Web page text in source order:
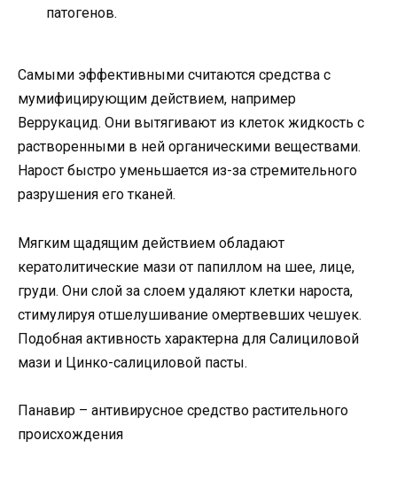
патогенов.
Самыми эффективными считаются средства с
мумифицирующим действием, например
Веррукацид. Они вытягивают из клеток жидкость с
растворенными в ней органическими веществами.
Нарост быстро уменьшается из-за стремительного
разрушения его тканей.
Мягким щадящим действием обладают
кератолитические мази от папиллом на шее, лице,
груди. Они слой за слоем удаляют клетки нароста,
стимулируя отшелушивание омертвевших чешуек.
Подобная активность характерна для Салициловой
мази и Цинко-салициловой пасты.
Панавир – антивирусное средство растительного
происхождения